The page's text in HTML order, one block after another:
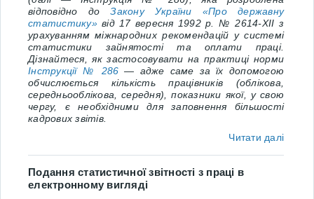
відповідно доЗакону України «Про державну
статистику»від 17вересня 1992р. № 2614-XII з
урахуванням міжнародних рекомендацій у системі
статистики зайнятості та оплати праці.
Дізнайтеся, як застосовувати на практиці норми
Інструкції № 286 — адже саме за їх допомогою
обчислюється кількість працівників (облікова,
середньооблікова, середня), показники якої, у свою
чергу, є необхідними для заповнення більшості
кадрових звітів.
Читати далі
Подання статистичної звітності з праці в
електронному вигляді